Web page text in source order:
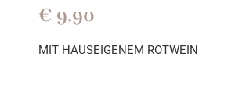
€ 9,90
MIT HAUSEIGENEM ROTWEIN